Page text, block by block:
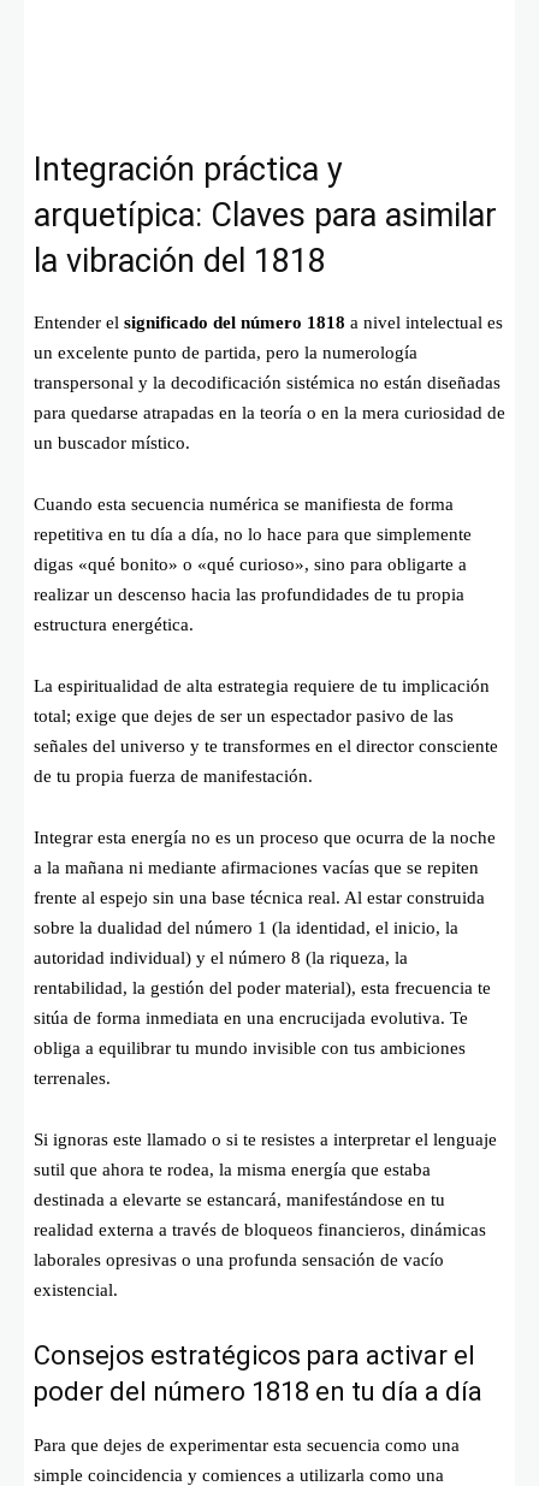
Integración práctica y
arquetípica: Claves para asimilar
la vibración del 1818
Entender el significado del número 1818 a nivel intelectual es
un excelente punto de partida, pero la numerología
transpersonal y la decodificación sistémica no están diseñadas
para quedarse atrapadas en la teoría o en la mera curiosidad de
un buscador místico.
Cuando esta secuencia numérica se manifiesta de forma
repetitiva en tu día a día, no lo hace para que simplemente
digas «qué bonito» o «qué curioso», sino para obligarte a
realizar un descenso hacia las profundidades de tu propia
estructura energética.
La espiritualidad de alta estrategia requiere de tu implicación
total; exige que dejes de ser un espectador pasivo de las
señales del universo y te transformes en el director consciente
de tu propia fuerza de manifestación.
Integrar esta energía no es un proceso que ocurra de la noche
a la mañana ni mediante afirmaciones vacías que se repiten
frente al espejo sin una base técnica real. Al estar construida
sobre la dualidad del número 1 (la identidad, el inicio, la
autoridad individual) y el número 8 (la riqueza, la
rentabilidad, la gestión del poder material), esta frecuencia te
sitúa de forma inmediata en una encrucijada evolutiva. Te
obliga a equilibrar tu mundo invisible con tus ambiciones
terrenales.
Si ignoras este llamado o si te resistes a interpretar el lenguaje
sutil que ahora te rodea, la misma energía que estaba
destinada a elevarte se estancará, manifestándose en tu
realidad externa a través de bloqueos financieros, dinámicas
laborales opresivas o una profunda sensación de vacío
existencial.
Consejos estratégicos para activar el
poder del número 1818 en tu día a día
Para que dejes de experimentar esta secuencia como una
simple coincidencia y comiences a utilizarla como una